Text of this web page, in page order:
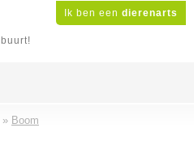
Ik ben een dierenarts
» Boom